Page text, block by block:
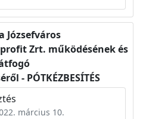
Józsefváros
Zrt. működésének és
- PÓTKÉZBESÍTÉS
március 10.